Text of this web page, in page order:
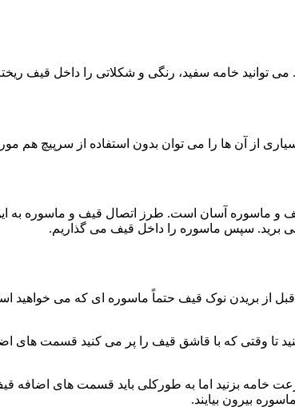
توانید خامه سفید، رنگی و شکلاتی را داخل قیف
از آن ها را می توان بدون استفاده از سرپیچ هم
قیف و ماسوره آسان است. طرز اتصال قیف و ماسوره
برید. سپس ماسوره را داخل قیف می گذاریم.
از بریدن نوک قیف حتماً ماسوره ای که می خواهید
تا وقتی که با قاشق قیف را پر می کنید قسمت های
خامه بزنید اما به طورکلی باید قسمت های اضافه
بیرون بیایند.